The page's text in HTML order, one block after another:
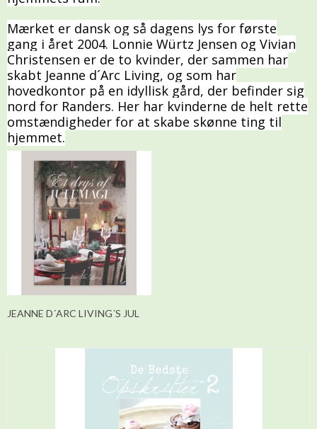
Mærket er dansk og så dagens lys for første
gang i året 2004. Lonnie Würtz Jensen og Vivian
Christensen er de to kvinder, der sammen har
skabt Jeanne d´Arc Living, og som har
hovedkontor på en idyllisk gård, der befinder sig
nord for Randers. Her har kvinderne de helt rette
omstændigheder for at skabe skønne ting til
hjemmet.
JEANNE D´ARC LIVING´S JUL